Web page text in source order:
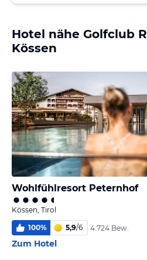
Hotel nähe Golfclub
Kössen
Wohlfühlresort Peternhof
Kössen, Tirol
100% 5,9/6 4.724 Bew.
Zum Hotel